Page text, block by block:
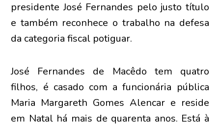
presidente José Fernandes pelo justo título
e também reconhece o trabalho na defesa
da categoria fiscal potiguar.
José Fernandes de Macêdo tem quatro
filhos, é casado com a funcionária pública
Maria Margareth Gomes Alencar e reside
em Natal há mais de quarenta anos. Está à